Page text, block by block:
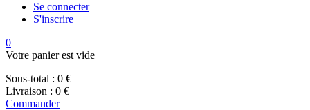
Se connecter
S'inscrire
0
Votre panier est vide
Sous-total : 0 €
Livraison : 0 €
Commander